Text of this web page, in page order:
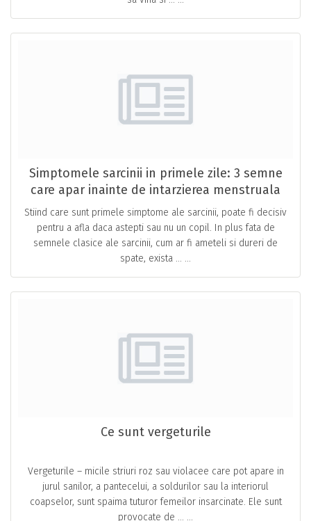
Simptomele sarcinii in primele zile: 3 semne
care apar inainte de intarzierea menstruala
Stiind care sunt primele simptome ale sarcinii, poate fi decisiv
pentru a afla daca astepti sau nu un copil. In plus fata de
semnele clasice ale sarcinii, cum ar fi ameteli si dureri de
spate, exista … ...
Ce sunt vergeturile
Vergeturile – micile striuri roz sau violacee care pot apare in
jurul sanilor, a pantecelui, a soldurilor sau la interiorul
coapselor, sunt spaima tuturor femeilor insarcinate. Ele sunt
provocate de … ...